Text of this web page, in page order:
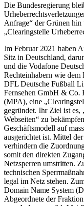
Die Bundesregierung
Anfrage“ der Grünen
„Clearingstelle
Im Februar 2021 haben
Sitz in Deutschland,
und die Vodafone
Rechteinhabern wie
DFL Deutsche Fußball
Fernsehen GmbH & Co.
(MPA), eine
gegründet. Ihr Ziel ist es,
Webseiten“ zu
Geschäftsmodell auf
ausgerichtet ist. Mittel
verhindern die
somit den direkten
Netzsperren umstritten.
technischen
legal im Netz stehen.
Domain Name System
Abgeordnete der